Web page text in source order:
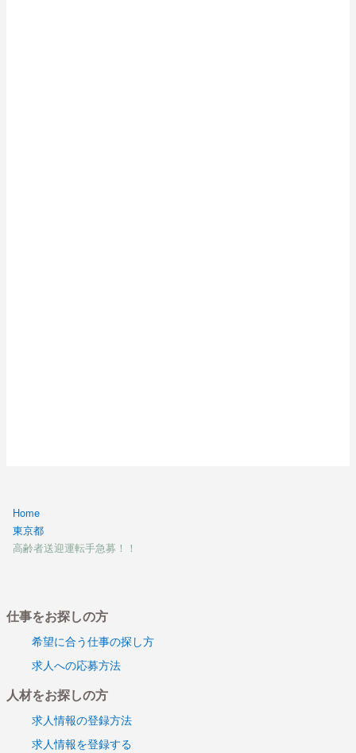
Home
東京都
高齢者送迎運転手急募！！
仕事をお探しの方
希望に合う仕事の探し方
求人への応募方法
人材をお探しの方
求人情報の登録方法
求人情報を登録する